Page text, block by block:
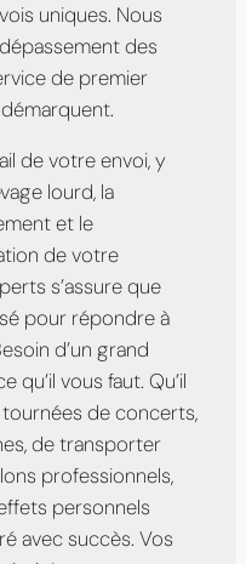
uniques. Nous
des
de premier
de votre envoi, y
lourd, la
et le
de votre
s’assure que
pour répondre à
d’un grand
qu’il vous faut. Qu’il
de concerts,
de transporter
professionnels,
personnels
avec succès. Vos